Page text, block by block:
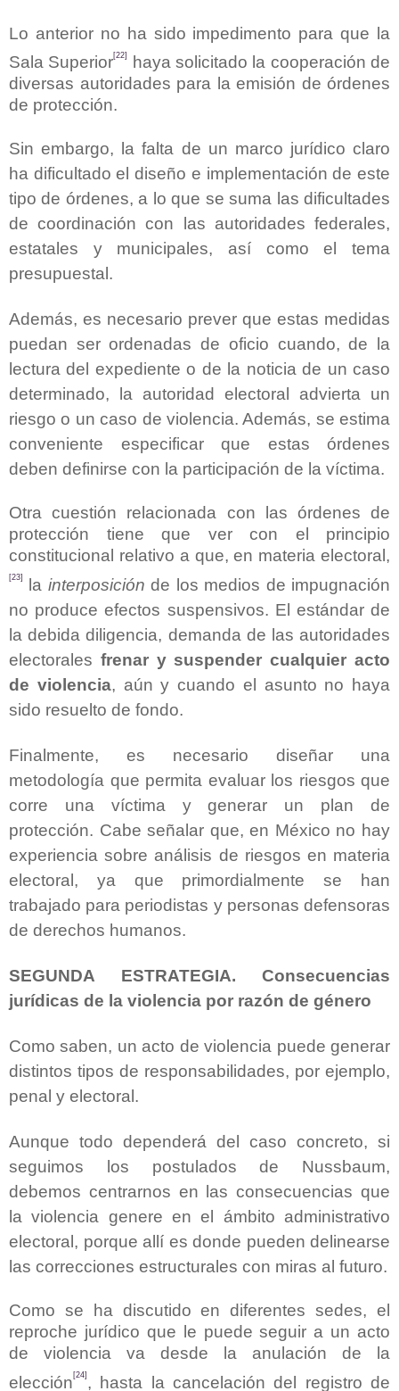
Lo anterior no ha sido impedimento para que la
Sala Superior[22]
haya solicitado la cooperación de
diversas autoridades para la emisión de órdenes
de protección.
Sin embargo, la falta de un marco jurídico claro
ha dificultado el diseño e implementación de este
tipo de órdenes, a lo que se suma las dificultades
de coordinación con las autoridades federales,
estatales y municipales, así como el tema
presupuestal.
Además, es necesario prever que estas medidas
puedan ser ordenadas de oficio cuando, de la
lectura del expediente o de la noticia de un caso
determinado, la autoridad electoral advierta un
riesgo o un caso de violencia. Además, se estima
conveniente especificar que estas órdenes
deben definirse con la participación de la víctima.
Otra cuestión relacionada con las órdenes de
protección tiene que ver con el principio
constitucional relativo a que, en materia electoral,
[23] la interposición de los medios de impugnación
no produce efectos suspensivos. El estándar de
la debida diligencia, demanda de las autoridades
electorales frenar y suspender cualquier acto
de violencia, aún y cuando el asunto no haya
sido resuelto de fondo.
Finalmente, es necesario diseñar una
metodología que permita evaluar los riesgos que
corre una víctima y generar un plan de
protección. Cabe señalar que, en México no hay
experiencia sobre análisis de riesgos en materia
electoral, ya que primordialmente se han
trabajado para periodistas y personas defensoras
de derechos humanos.
SEGUNDA ESTRATEGIA. Consecuencias
jurídicas de la violencia por razón de género
Como saben, un acto de violencia puede generar
distintos tipos de responsabilidades, por ejemplo,
penal y electoral.
Aunque todo dependerá del caso concreto, si
seguimos los postulados de Nussbaum,
debemos centrarnos en las consecuencias que
la violencia genere en el ámbito administrativo
electoral, porque allí es donde pueden delinearse
las correcciones estructurales con miras al futuro.
Como se ha discutido en diferentes sedes, el
reproche jurídico que le puede seguir a un acto
de violencia va desde la anulación de la
elección [24] , hasta la cancelación del registro de